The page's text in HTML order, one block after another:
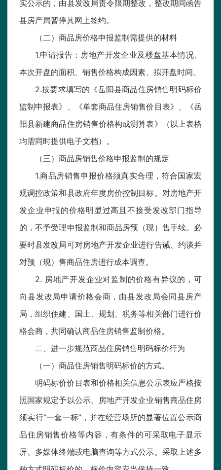
实公示的，由县发改局责令限期整改，整改期间函告
县房产局暂停其网上签约。
（二）商品房价格申报监制需提供的材料
1.申请报告：房地产开发企业及楼盘基本情况、
本次开盘的面积、销售价格构成因素、拟开盘时间。
2.按要求填写的《岳阳县商品住房销售明码标价
监制申报表》、《单套商品住房销售价目表》、《岳
阳县新建商品住房销售价格构成测算表》（以上表格
均需同时提供电子文档）。
（三）商品房销售价格申报监制的规定
1.商品房销售申报价格须真实合理，符合国家宏
观调控政策和县政府年度房价控制目标。对房地产开
发企业申报的价格明显过高且不接受发改部门指导
的，不予受理申报监制和商品房预（现）售手续。必
要时县发改局可对房地产开发企业进行告诫、约谈并
对预（现）售商品住房进行成本调查。
2. 房地产开发企业对监制的价格有异议的，可
向县发改局申请价格会商，由县发改局会同县房产
局，组织住建、国土、规划、税务等相关部门进行价
格会商，共同确认商品住房销售监制价格。
二、进一步规范商品住房销售明码标价行为
（一）商品住房销售明码标价的方式。
明码标价价目表和价格相关信息公示表应严格按
照国家规定予以公示。房地产开发企业销售商品住房
须实行“一套一标”，并在经营场所的显著位置公示商
品住房销售价格等内容，有条件的可采取电子显示
屏、多媒体终端或电脑查询等方式公示。采取上述多